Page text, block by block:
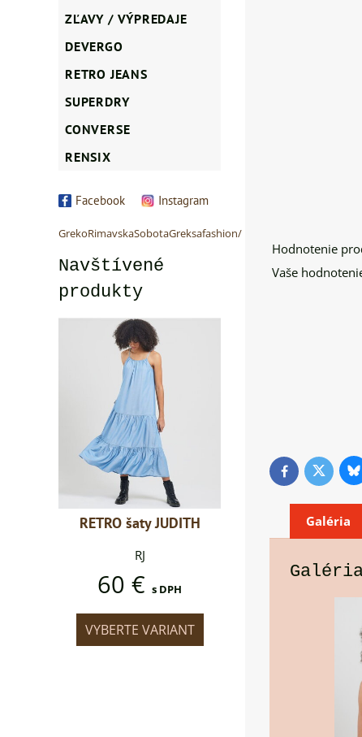
Hodnotenie
Vaše
FacebookTwitter
Galéria
ZĽAVY / VÝPREDAJE
DEVERGO
RETRO JEANS
SUPERDRY
CONVERSE
RENSIX
Facebook Instagram
GrekoRimavskaSobotaGreksafashion/
Navštívené
produkty
RETRO šaty JUDITH
RJ
60 € s DPH
VYBERTE VARIANT
RETRO šaty JUDITH
60 €
VYBERTE